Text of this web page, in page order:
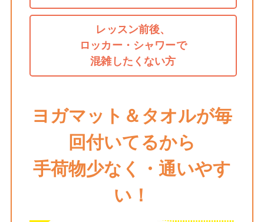
レッスン前後、
ロッカー・シャワーで
混雑したくない方
ヨガマット＆タオルが毎
回付いてるから
手荷物少なく・通いやす
い！